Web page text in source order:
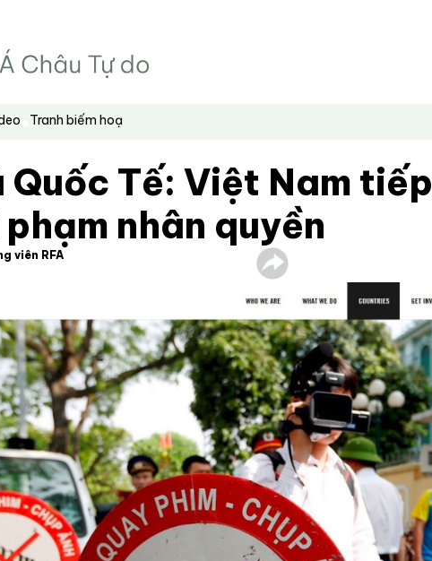
Tranh biếm hoạ
Quốc Tế: Việt Nam tiếp
nhân quyền
viên RFA